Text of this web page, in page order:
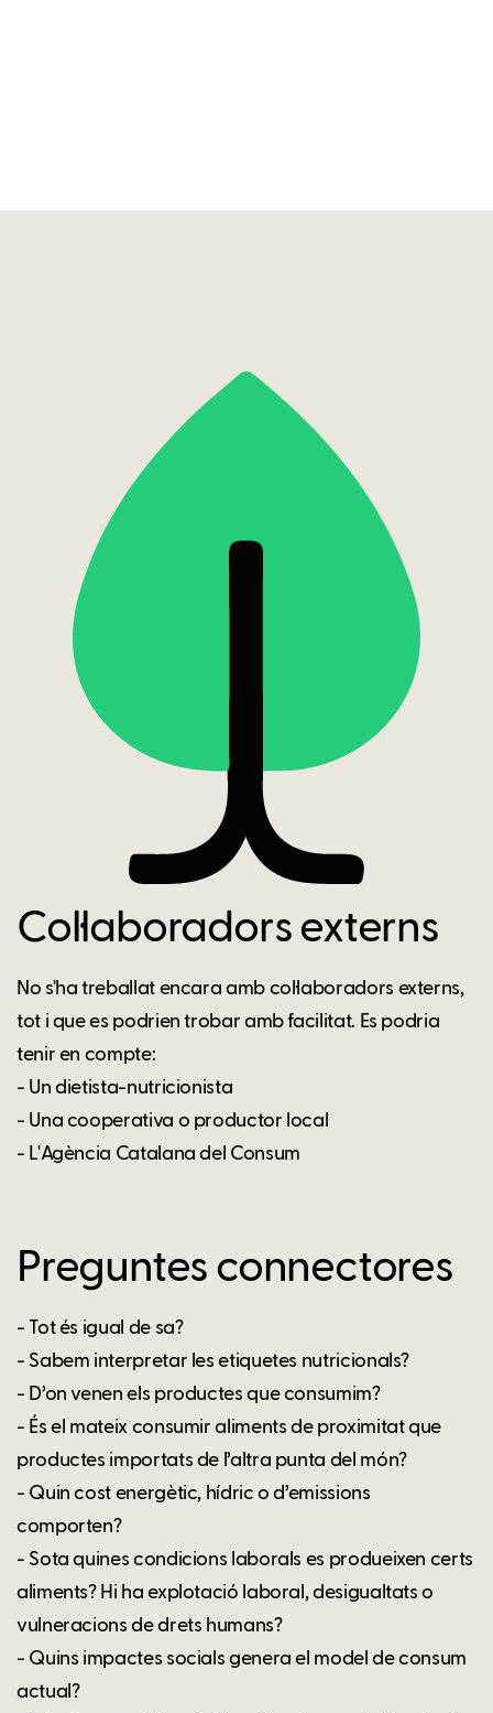
Col·laboradors externs
No s'ha treballat encara amb col·laboradors externs,
tot i que es podrien trobar amb facilitat. Es podria
tenir en compte:
- Un dietista-nutricionista
- Una cooperativa o productor local
- L'Agència Catalana del Consum
Preguntes connectores
- Tot és igual de sa?
- Sabem interpretar les etiquetes nutricionals?
- D’on venen els productes que consumim?
- És el mateix consumir aliments de proximitat que
productes importats de l’altra punta del món?
- Quin cost energètic, hídric o d’emissions
comporten?
- Sota quines condicions laborals es produeixen certs
aliments? Hi ha explotació laboral, desigualtats o
vulneracions de drets humans?
- Quins impactes socials genera el model de consum
actual?